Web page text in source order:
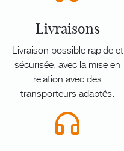
Livraisons
Livraison possible rapide et
sécurisée, avec la mise en
relation avec des
transporteurs adaptés.